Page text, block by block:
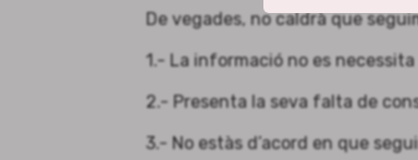
De vegades, no caldrà que
1.- La informació no es
2.- Presenta la seva falta de
3.- No estàs d’acord en que